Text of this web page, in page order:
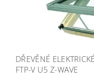
DŘEVĚNÉ
FTP-V U5 Z-WAVE